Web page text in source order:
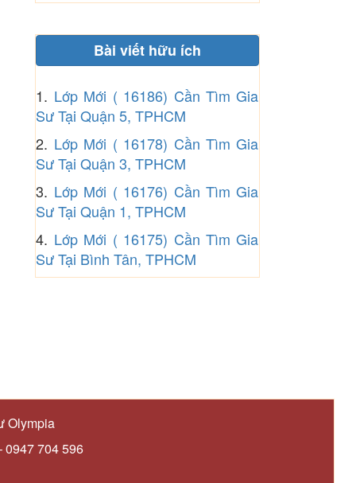
Bài viết hữu ích
1. Lớp Mới ( 16186) Cần Tìm Gia
Sư Tại Quận 5, TPHCM
2. Lớp Mới ( 16178) Cần Tìm Gia
Sư Tại Quận 3, TPHCM
3. Lớp Mới ( 16176) Cần Tìm Gia
Sư Tại Quận 1, TPHCM
4. Lớp Mới ( 16175) Cần Tìm Gia
Sư Tại Bình Tân, TPHCM
Olympia
0947 704 596